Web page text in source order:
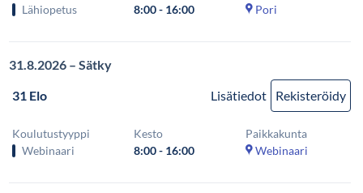
Lähiopetus
8:00 - 16:00
Pori
31.8.2026 – Sätky
31 Elo
Lisätiedot Rekisteröidy
Koulutustyyppi
Webinaari
Kesto
8:00 - 16:00
Paikkakunta
Webinaari